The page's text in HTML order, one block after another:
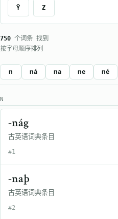
Ȳ Z
750 个词条 找到
按字母顺序排列
n ná na ne né
N
-nág
古英语词典条目
#1
-naþ
古英语词典条目
#2